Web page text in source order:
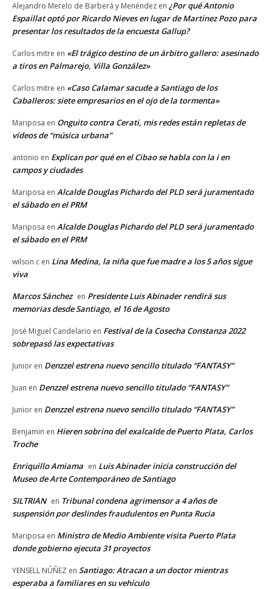
Alejandro Merelo de Barberá y Menéndez en ¿Por qué Antonio
Espaillat optó por Ricardo Nieves en lugar de Martínez Pozo para
presentar los resultados de la encuesta Gallup?
Carlos mitre en «El trágico destino de un árbitro gallero: asesinado
a tiros en Palmarejo, Villa González»
Carlos mitre en «Caso Calamar sacude a Santiago de los
Caballeros: siete empresarios en el ojo de la tormenta»
Mariposa en Onguito contra Cerati, mis redes están repletas de
vídeos de “música urbana”
antonio en Explican por qué en el Cibao se habla con la i en
campos y ciudades
Mariposa en Alcalde Douglas Pichardo del PLD será juramentado
el sábado en el PRM
Mariposa en Alcalde Douglas Pichardo del PLD será juramentado
el sábado en el PRM
wilson c en Lina Medina, la niña que fue madre a los 5 años sigue
viva
Marcos Sánchez en Presidente Luis Abinader rendirá sus
memorias desde Santiago, el 16 de Agosto
José Miguel Candelario en Festival de la Cosecha Constanza 2022
sobrepasó las expectativas
Junior en Denzzel estrena nuevo sencillo titulado “FANTASY”
Juan en Denzzel estrena nuevo sencillo titulado “FANTASY”
Junior en Denzzel estrena nuevo sencillo titulado “FANTASY”
Benjamin en Hieren sobrino del exalcalde de Puerto Plata, Carlos
Troche
Enriquillo Amiama en Luis Abinader inicia construcción del
Museo de Arte Contemporáneo de Santiago
SILTRIAN en Tribunal condena agrimensor a 4 años de
suspensión por deslindes fraudulentos en Punta Rucia
Mariposa en Ministro de Medio Ambiente visita Puerto Plata
donde gobierno ejecuta 31 proyectos
YENSELL NÚÑEZ en Santiago: Atracan a un doctor mientras
esperaba a familiares en su vehículo